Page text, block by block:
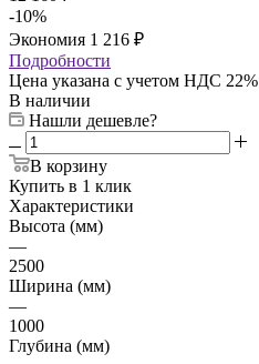
-10%
Экономия 1 216 ₽
Подробности
Цена указана с учетом НДС 22%
В наличии
Нашли дешевле?
В корзину
Купить в 1 клик
Характеристики
Высота (мм)
—
2500
Ширина (мм)
—
1000
Глубина (мм)